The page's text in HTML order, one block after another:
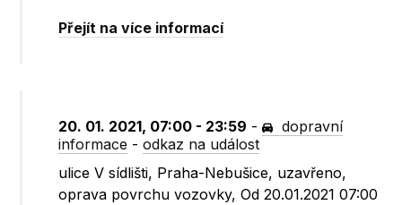
Přejít na více informací
20. 01. 2021, 07:00 - 23:59 -
dopravní
informace -odkaz na událost
ulice V sídlišti, Praha-Nebušice, uzavřeno,
oprava povrchu vozovky, Od 20.01.2021 07:00